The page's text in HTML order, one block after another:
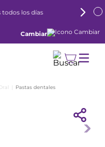
todos los días
Cambiar
Pastas dentales